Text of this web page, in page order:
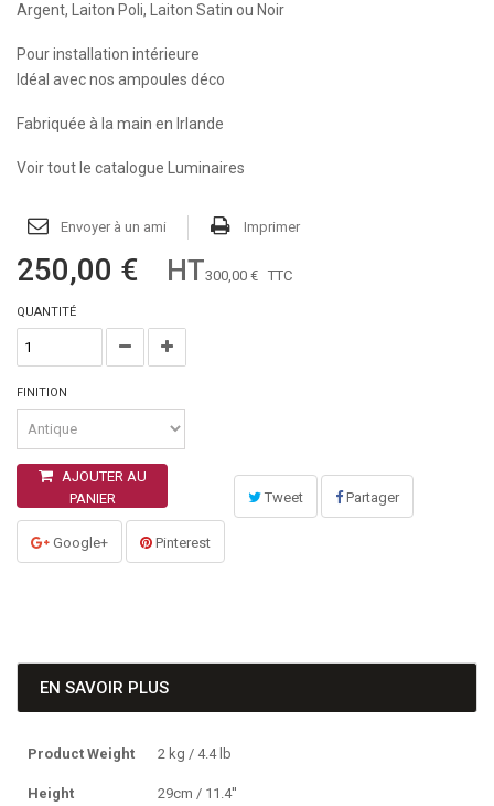
Argent, Laiton Poli, Laiton Satin ou Noir
Pour installation intérieure
Idéal avec nos ampoules déco
Fabriquée à la main en Irlande
Voir tout le catalogue Luminaires
Envoyer à un ami Imprimer
250,00 € HT300,00 € TTC
QUANTITÉ
FINITION
AJOUTER AU
PANIER
Tweet Partager
Google+ Pinterest
EN SAVOIR PLUS
Product Weight 2 kg / 4.4 lb
Height 29cm / 11.4''